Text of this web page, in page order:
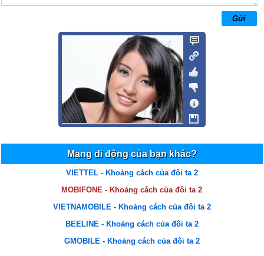
Mạng di động của bạn khác?
VIETTEL - Khoảng cách của đôi ta 2
MOBIFONE - Khoảng cách của đôi ta 2
VIETNAMOBILE - Khoảng cách của đôi ta 2
BEELINE - Khoảng cách của đôi ta 2
GMOBILE - Khoảng cách của đôi ta 2